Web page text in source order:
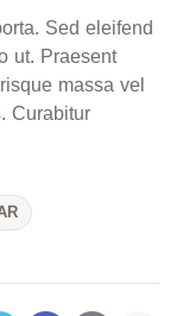
Sed eleifend
ut. Praesent
massa vel
Curabitur